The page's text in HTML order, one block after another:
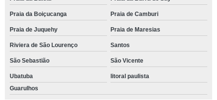
Praia da Boiçucanga Praia de Camburi
Praia de Juquehy Praia de Maresias
Riviera de São Lourenço Santos
São Sebastião São Vicente
Ubatuba
litoral paulista
Guarulhos